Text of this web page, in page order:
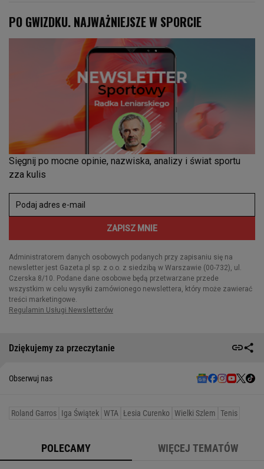
Dziękujemy za przeczytanie
Obserwuj nas
Roland Garros Iga Świątek WTA Łesia Curenko Wielki Szlem Tenis
POLECAMY WIĘCEJ TEMATÓW